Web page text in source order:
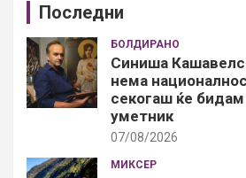
Последни
БОЛДИРАНО
Синиша
нема
секогаш ќе
уметник
07/08/2026
МИКСЕР